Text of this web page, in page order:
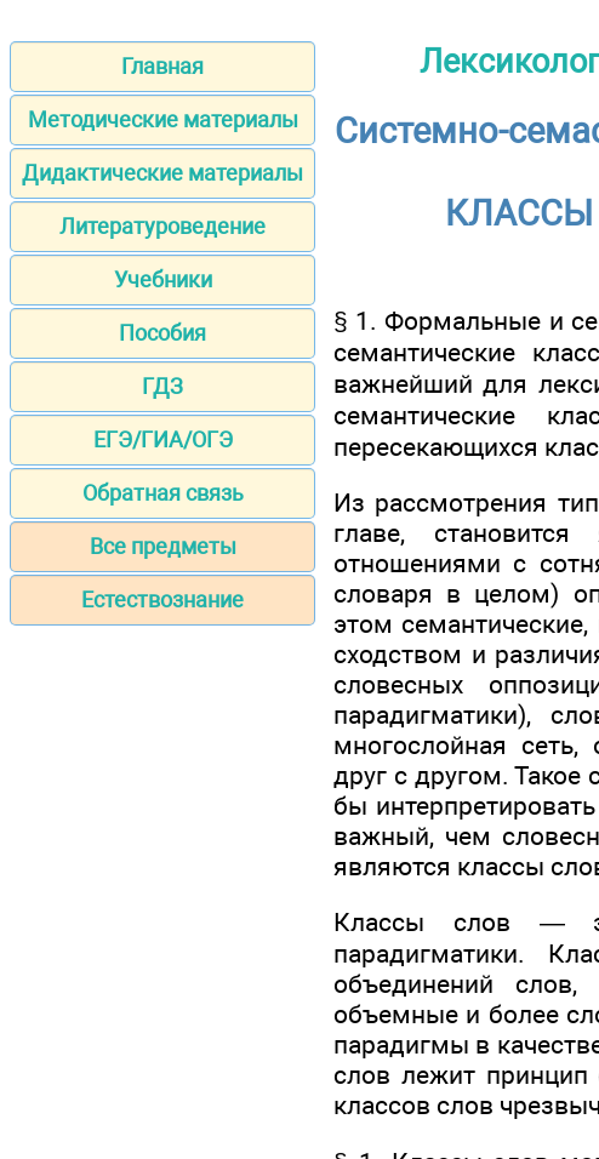
Главная
Методические материалы
Дидактические материалы
Литературоведение
Учебники
Пособия
ГДЗ
ЕГЭ/ГИА/ОГЭ
Обратная связь
Все предметы
Естествознание
Системно-
КЛАССЫ
§ 1. Формальные и
семантические
важнейший для
семантические
пересекающихся
Из рассмотрения
главе,
отношениями с
словаря в целом)
этом
сходством и
словесных
парадигматики),
многослойная
друг с другом.
бы
важный, чем
являются классы
Классы слов —
парадигматики.
объединений
объемные и более
парадигмы в
слов лежит
классов слов